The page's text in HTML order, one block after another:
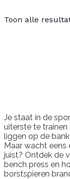
Toon alle
Je staat in de
uiterste te
liggen op de
Maar wacht eens
juist? Ontdek de
bench press en
borstspieren